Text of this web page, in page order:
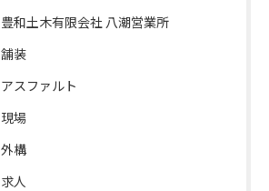
豊和土木有限会社 八潮営業所
舗装
アスファルト
現場
外構
求人